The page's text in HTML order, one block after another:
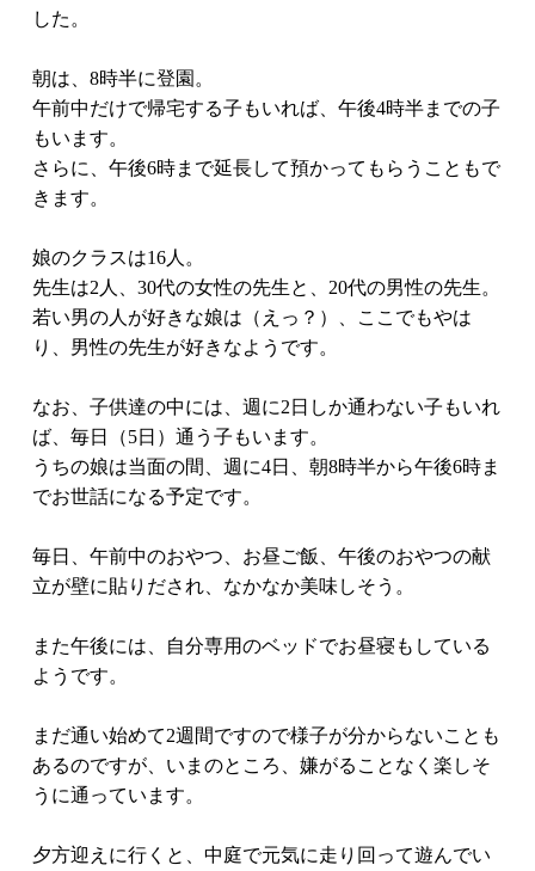
した。
朝は、8時半に登園。
午前中だけで帰宅する子もいれば、午後4時半までの子
もいます。
さらに、午後6時まで延長して預かってもらうこともで
きます。
娘のクラスは16人。
先生は2人、30代の女性の先生と、20代の男性の先生。
若い男の人が好きな娘は（えっ？）、ここでもやは
り、男性の先生が好きなようです。
なお、子供達の中には、週に2日しか通わない子もいれ
ば、毎日（5日）通う子もいます。
うちの娘は当面の間、週に4日、朝8時半から午後6時ま
でお世話になる予定です。
毎日、午前中のおやつ、お昼ご飯、午後のおやつの献
立が壁に貼りだされ、なかなか美味しそう。
また午後には、自分専用のベッドでお昼寝もしている
ようです。
まだ通い始めて2週間ですので様子が分からないことも
あるのですが、いまのところ、嫌がることなく楽しそ
うに通っています。
夕方迎えに行くと、中庭で元気に走り回って遊んでい